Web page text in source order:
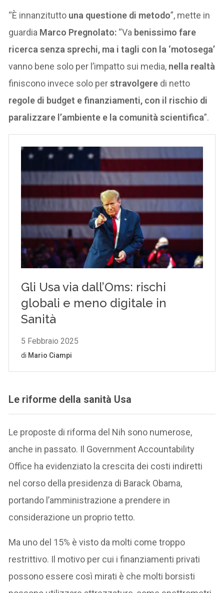
“È innanzitutto una questione di metodo”, mette in
guardia Marco Pregnolato: “Va benissimo fare
ricerca senza sprechi, ma i tagli con la ‘motosega’
vanno bene solo per l’impatto sui media, nella realtà
finiscono invece solo perstravolgere di netto
regole di budget e finanziamenti, con il rischio di
paralizzare l’ambiente e la comunità scientifica”.
Le riforme della sanità Usa
Le proposte di riforma del Nih sono numerose,
anche in passato. Il Government Accountability
Office ha evidenziato la crescita dei costi indiretti
nel corso della presidenza di Barack Obama,
portando l’amministrazione a prendere in
considerazione un proprio tetto.
Ma uno del 15% è visto da molti come troppo
restrittivo. Il motivo per cui i finanziamenti privati
possono essere così mirati è che molti borsisti